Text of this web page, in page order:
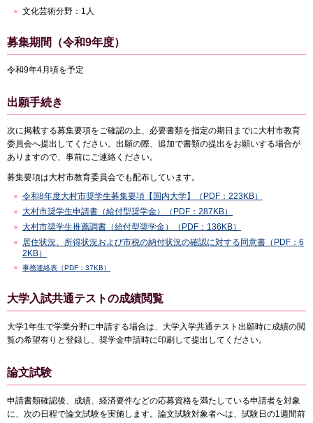
文化芸術分野：1人
募集期間（令和9年度）
令和9年4月頃を予定
出願手続き
次に掲載する募集要項をご確認の上、必要書類を指定の期日までに大村市教育
委員会へ提出してください。出願の際、追加で書類の提出をお願いする場合が
ありますので、事前にご連絡ください。
募集要項は大村市教育委員会でも配布しています。
令和8年度大村市奨学生募集要項【国内大学】（PDF：223KB）
大村市奨学生申請書（給付型奨学金）（PDF：287KB）
大村市奨学生推薦調書（給付型奨学金）（PDF：136KB）
居住状況、所得状況および市税の納付状況の確認に対する同意書（PDF：6
2KB）
事務連絡表（PDF：37KB）
大学入試共通テストの成績閲覧
大学1年生で学業分野に申請する場合は、大学入学共通テスト出願時に成績の閲
覧の希望有りと登録し、奨学金申請時に印刷して提出してください。
論文試験
申請書類確認後、成績、経済要件などの応募資格を満たしている申請者を対象
に、次の日程で論文試験を実施します。論文試験対象者へは、試験日の1週間前